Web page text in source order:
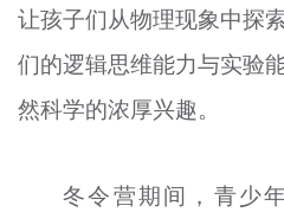
让孩子们从物理现象中探
们的逻辑思维能力与实验
然科学的浓厚兴趣。
冬令营期间，青少